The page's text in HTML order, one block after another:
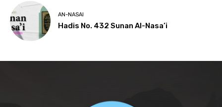
AN-NASAI
Hadis No. 432 Sunan Al-Nasa’i